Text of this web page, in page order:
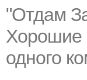
"Отдам
Хорошие
одного